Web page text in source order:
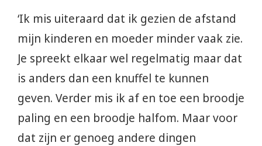
‘Ik mis uiteraard dat ik gezien de afstand
mijn kinderen en moeder minder vaak zie.
Je spreekt elkaar wel regelmatig maar dat
is anders dan een knuffel te kunnen
geven. Verder mis ik af en toe een broodje
paling en een broodje halfom. Maar voor
dat zijn er genoeg andere dingen